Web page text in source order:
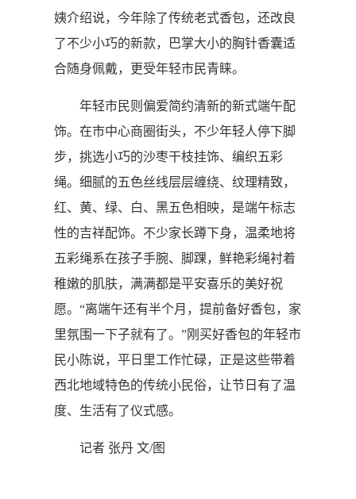
姨介绍说，今年除了传统老式香包，还改良
了不少小巧的新款，巴掌大小的胸针香囊适
合随身佩戴，更受年轻市民青睐。
年轻市民则偏爱简约清新的新式端午配
饰。在市中心商圈街头，不少年轻人停下脚
步，挑选小巧的沙枣干枝挂饰、编织五彩
绳。细腻的五色丝线层层缠绕、纹理精致，
红、黄、绿、白、黑五色相映，是端午标志
性的吉祥配饰。不少家长蹲下身，温柔地将
五彩绳系在孩子手腕、脚踝，鲜艳彩绳衬着
稚嫩的肌肤，满满都是平安喜乐的美好祝
愿。“离端午还有半个月，提前备好香包，家
里氛围一下子就有了。”刚买好香包的年轻市
民小陈说，平日里工作忙碌，正是这些带着
西北地域特色的传统小民俗，让节日有了温
度、生活有了仪式感。
记者 张丹 文/图